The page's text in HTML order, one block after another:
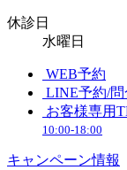
休診日
水曜日
WEB予約
LINE予約/問
お客様専用
10:00-18:00
キャンペーン情報